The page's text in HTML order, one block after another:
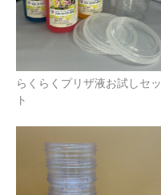
らくらくプリザ液お試しセッ
ト